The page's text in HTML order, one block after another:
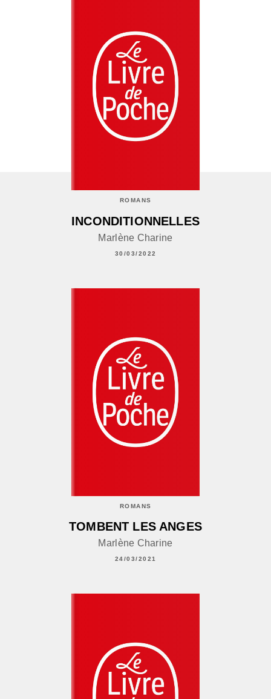
ROMANS
INCONDITIONNELLES
Marlène Charine
30/03/2022
ROMANS
TOMBENT LES ANGES
Marlène Charine
24/03/2021